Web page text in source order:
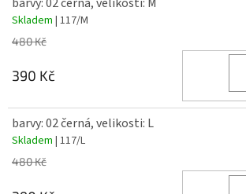
Skladem | 117/M
480 Kč
390 Kč
barvy: 02 černá, velikosti: L
Skladem | 117/L
480 Kč